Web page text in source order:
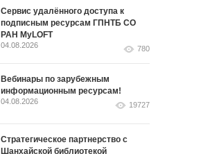
Сервис удалённого доступа к
подписным ресурсам ГПНТБ СО
РАН MyLOFT
04.08.2026 780
Вебинары по зарубежным
информационным ресурсам!
04.08.2026 19727
Стратегическое партнерство с
Шанхайской библиотекой